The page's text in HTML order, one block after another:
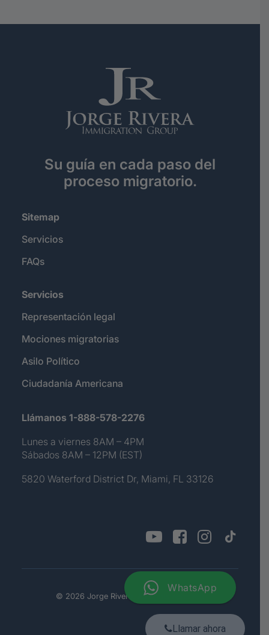
Su guía en cada paso del
proceso migratorio.
Sitemap
Servicios
FAQs
Servicios
Representación legal
Mociones migratorias
Asilo Político
Ciudadanía Americana
Llámanos 1-888-578-2276
Lunes a viernes 8AM – 4PM
Sábados 8AM – 12PM (EST)
5820 Waterford District Dr, Miami, FL 33126
© 2026 Jorge Rivera. All rights reserved
Llamar ahora
WhatsApp